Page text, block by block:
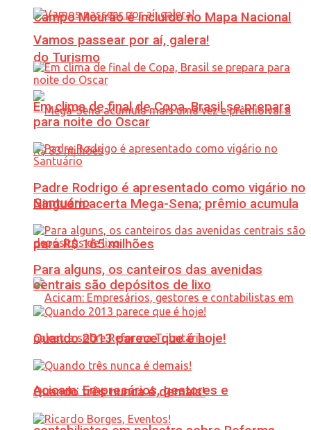
Campo Mourão é incluído no Mapa Nacional
do Turismo
Ninguém acerta Mega-Sena; prêmio acumula
para R$ 165 milhões
Acicam: Empresários, gestores e
Vamos passear por aí, galera!
Em clima de final de Copa, Brasil se prepara
para noite do Oscar
Padre Rodrigo é apresentado como vigário no
Santuário
Para alguns, os canteiros das avenidas
centrais são depósitos de lixo
Quando 2013 parece que é hoje!
Quando três nunca é demais!